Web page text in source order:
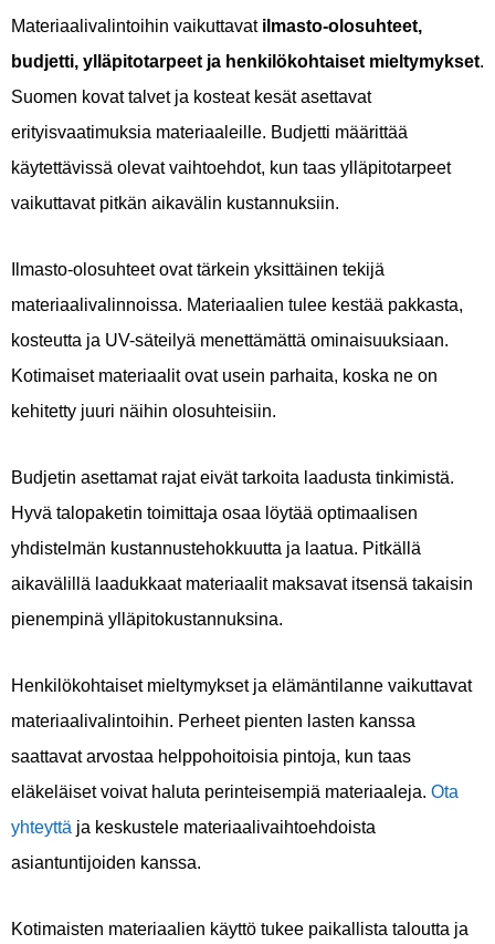
Materiaalivalintoihin vaikuttavat ilmasto-olosuhteet,
budjetti, ylläpitotarpeet ja henkilökohtaiset mieltymykset.
Suomen kovat talvet ja kosteat kesät asettavat
erityisvaatimuksia materiaaleille. Budjetti määrittää
käytettävissä olevat vaihtoehdot, kun taas ylläpitotarpeet
vaikuttavat pitkän aikavälin kustannuksiin.
Ilmasto-olosuhteet ovat tärkein yksittäinen tekijä
materiaalivalinnoissa. Materiaalien tulee kestää pakkasta,
kosteutta ja UV-säteilyä menettämättä ominaisuuksiaan.
Kotimaiset materiaalit ovat usein parhaita, koska ne on
kehitetty juuri näihin olosuhteisiin.
Budjetin asettamat rajat eivät tarkoita laadusta tinkimistä.
Hyvä talopaketin toimittaja osaa löytää optimaalisen
yhdistelmän kustannustehokkuutta ja laatua. Pitkällä
aikavälillä laadukkaat materiaalit maksavat itsensä takaisin
pienempinä ylläpitokustannuksina.
Henkilökohtaiset mieltymykset ja elämäntilanne vaikuttavat
materiaalivalintoihin. Perheet pienten lasten kanssa
saattavat arvostaa helppohoitoisia pintoja, kun taas
eläkeläiset voivat haluta perinteisempiä materiaaleja. Ota
yhteyttä ja keskustele materiaalivaihtoehdoista
asiantuntijoiden kanssa.
Kotimaisten materiaalien käyttö tukee paikallista taloutta ja